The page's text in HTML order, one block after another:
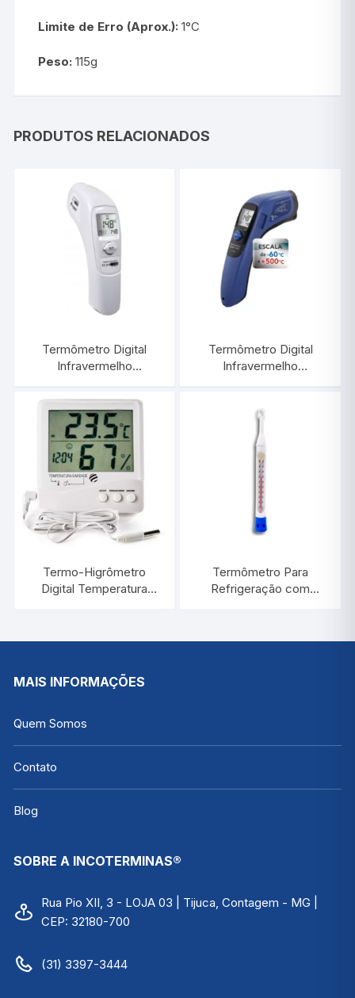
Limite de Erro (Aprox.): 1°C
Peso: 115g
PRODUTOS RELACIONADOS
Termômetro Digital
Infravermelho
INCOTERM ST-600.2
Termômetro Digital
Infravermelho
Termo-Higrômetro
Digital Temperatura
INCOTERM
Termômetro Para
Refrigeração com
MM | INCOTERM 5134
MAIS INFORMAÇÕES
Quem Somos
Contato
Blog
SOBRE A INCOTERMINAS®
Rua Pio XII, 3 - LOJA 03 | Tijuca, Contagem - MG |
CEP: 32180-700
(31) 3397-3444